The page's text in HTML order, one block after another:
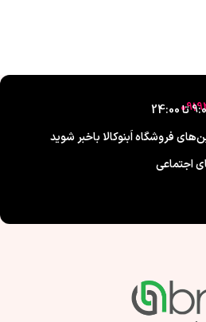
فروشگاه اَبنوکالا باخبر شوید
اجتماعی